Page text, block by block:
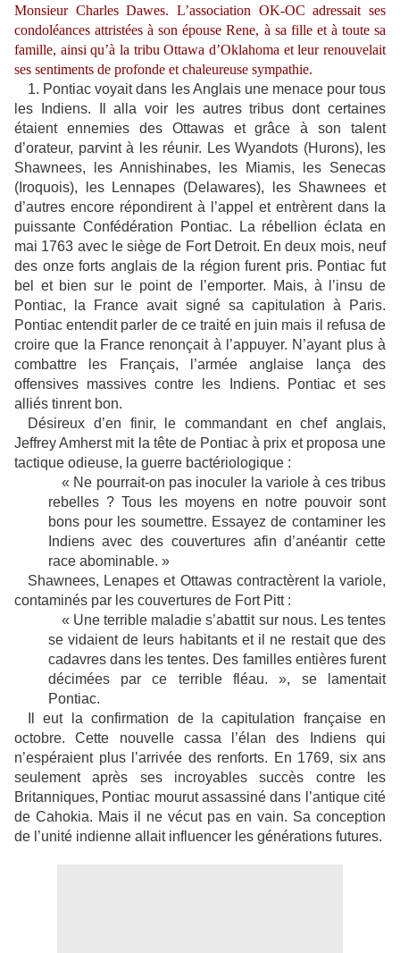
Monsieur Charles Dawes. L’association OK-OC adressait ses
condoléances attristées à son épouse Rene, à sa fille et à toute sa
famille, ainsi qu’à la tribu Ottawa d’Oklahoma et leur renouvelait
ses sentiments de profonde et chaleureuse sympathie.
1. Pontiac voyait dans les Anglais une menace pour tous
les Indiens. Il alla voir les autres tribus dont certaines
étaient ennemies des Ottawas et grâce à son talent
d’orateur, parvint à les réunir. Les Wyandots (Hurons), les
Shawnees, les Annishinabes, les Miamis, les Senecas
(Iroquois), les Lennapes (Delawares), les Shawnees et
d’autres encore répondirent à l’appel et entrèrent dans la
puissante Confédération Pontiac. La rébellion éclata en
mai 1763 avec le siège de Fort Detroit. En deux mois, neuf
des onze forts anglais de la région furent pris. Pontiac fut
bel et bien sur le point de l’emporter. Mais, à l’insu de
Pontiac, la France avait signé sa capitulation à Paris.
Pontiac entendit parler de ce traité en juin mais il refusa de
croire que la France renonçait à l’appuyer. N’ayant plus à
combattre les Français, l’armée anglaise lança des
offensives massives contre les Indiens. Pontiac et ses
alliés tinrent bon.
Désireux d’en finir, le commandant en chef anglais,
Jeffrey Amherst mit la tête de Pontiac à prix et proposa une
tactique odieuse, la guerre bactériologique :
« Ne pourrait-on pas inoculer la variole à ces tribus
rebelles ? Tous les moyens en notre pouvoir sont
bons pour les soumettre. Essayez de contaminer les
Indiens avec des couvertures afin d’anéantir cette
race abominable. »
Shawnees, Lenapes et Ottawas contractèrent la variole,
contaminés par les couvertures de Fort Pitt :
« Une terrible maladie s’abattit sur nous. Les tentes
se vidaient de leurs habitants et il ne restait que des
cadavres dans les tentes. Des familles entières furent
décimées par ce terrible fléau. », se lamentait
Pontiac.
Il eut la confirmation de la capitulation française en
octobre. Cette nouvelle cassa l’élan des Indiens qui
n’espéraient plus l’arrivée des renforts. En 1769, six ans
seulement après ses incroyables succès contre les
Britanniques, Pontiac mourut assassiné dans l’antique cité
de Cahokia. Mais il ne vécut pas en vain. Sa conception
de l’unité indienne allait influencer les générations futures.